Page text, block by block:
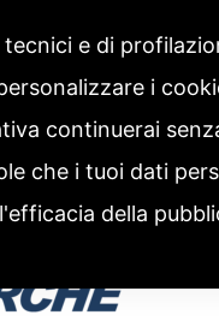
ETICO E POLITICA EDITORIALE
e di
i
continuerai
che i tuoi dati
della